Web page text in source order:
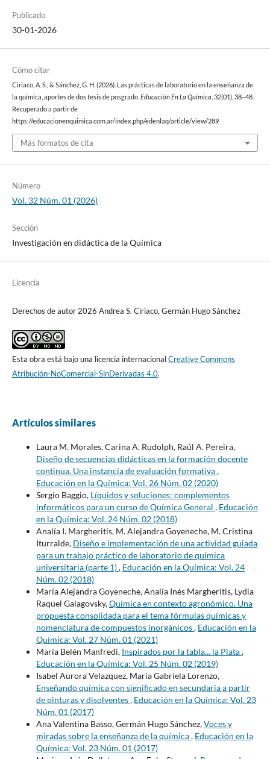
Publicado
30-01-2026
Cómo citar
Ciriaco, A. S., & Sánchez, G. H. (2026). Las prácticas de laboratorio en la enseñanza de
la química, aportes de dos tesis de posgrado. Educación En La Química 32(01), 38–48.
Recuperado a partir de
https://educacionenquimica.com.ar/index.php/edenlaq/article/view/289
Más formatos de cita
Número
Vol. 32 Núm. 01 (2026)
Sección
Investigación en didáctica de la Química
Licencia
Derechos de autor 2026 Andrea S. Ciriaco, Germán Hugo Sánchez
Esta obra está bajo una licencia internacionalCreative Commons
Atribución-NoComercial-SinDerivadas 4.0.
Artículos similares
Laura M. Morales, Carina A. Rudolph, Raúl A. Pereira,
Diseño de secuencias didácticas en la formación docente
continua. Una instancia de evaluación formativa,
Educación en la Química: Vol. 26 Núm. 02 (2020)
Sergio Baggio, Líquidos y soluciones: complementos
informáticos para un curso de Química General , Educación
en la Química: Vol. 24 Núm. 02 (2018)
Analía I. Margheritis, M. Alejandra Goyeneche, M. Cristina
Iturralde, Diseño e implementación de una actividad guiada
para un trabajo práctico de laboratorio de química
universitaria (parte 1), Educación en la Química: Vol. 24
Núm. 02 (2018)
María Alejandra Goyeneche, Analía Inés Margheritis, Lydia
Raquel Galagovsky,Química en contexto agronómico. Una
propuesta consolidada para el tema fórmulas químicas y
nomenclatura de compuestos inorgánicos, Educación en la
Química: Vol. 27 Núm. 01 (2021)
María Belén Manfredi, Inspirados por la tabla... la Plata,
Educación en la Química: Vol. 25 Núm. 02 (2019)
Isabel Aurora Velazquez, María Gabriela Lorenzo,
Enseñando química con significado en secundaria a partir
de pinturas y disolventes, Educación en la Química: Vol. 23
Núm. 01 (2017)
Ana Valentina Basso, Germán Hugo Sánchez,Voces y
miradas sobre la enseñanza de la química, Educación en la
Química: Vol. 23 Núm. 01 (2017)